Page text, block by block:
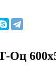
Оц